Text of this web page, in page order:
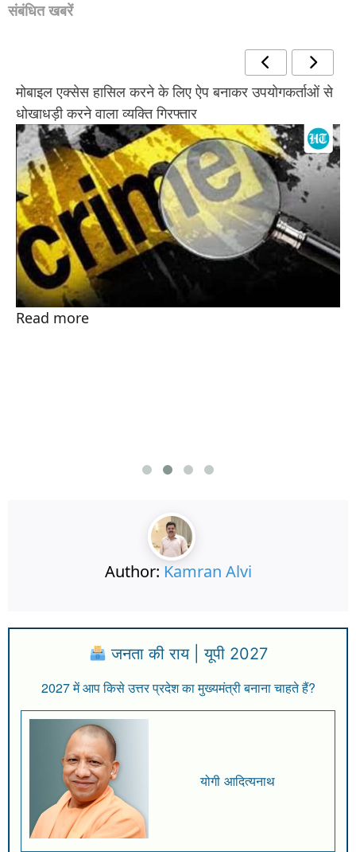
संबंधित खबरें
मोबाइल एक्सेस हासिल करने के लिए ऐप बनाकर उपयोगकर्ताओं से
धोखाधड़ी करने वाला व्यक्ति गिरफ्तार
Read more
Author: Kamran Alvi
जनता की राय | यूपी 2027
2027 में आप किसे उत्तर प्रदेश का मुख्यमंत्री बनाना चाहते हैं?
योगी आदित्यनाथ